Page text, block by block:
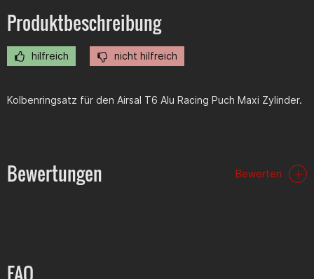
Produktbeschreibung
hilfreich nicht hilfreich
Kolbenringsatz für den Airsal T6 Alu Racing Puch Maxi Zylinder.
Bewertungen Bewerten